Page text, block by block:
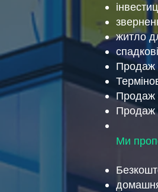
житло
Продаж
Продаж
Продаж
Ми